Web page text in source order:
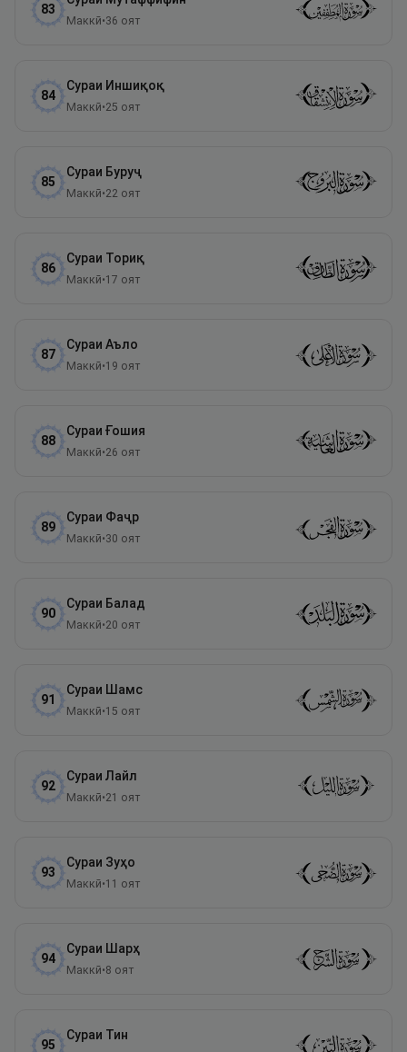
83
Маккӣ•36 оят
84
Сураи Иншиқоқ
Маккӣ•25 оят
85
Сураи Буруҷ
Маккӣ•22 оят
86
Сураи Ториқ
Маккӣ•17 оят
87
Сураи Аъло
Маккӣ•19 оят
88
Сураи Ғошия
Маккӣ•26 оят
89
Сураи Фаҷр
Маккӣ•30 оят
90
Сураи Балад
Маккӣ•20 оят
91
Сураи Шамс
Маккӣ•15 оят
92
Сураи Лайл
Маккӣ•21 оят
93
Сураи Зуҳо
Маккӣ•11 оят
94
Сураи Шарҳ
Маккӣ•8 оят
95
Сураи Тин